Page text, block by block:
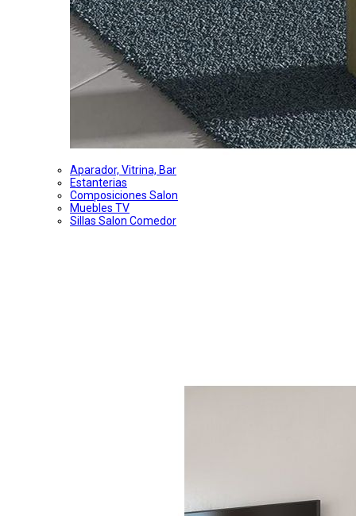
Aparador, Vitrina, Bar
Estanterias
Composiciones Salon
Muebles TV
Sillas Salon Comedor